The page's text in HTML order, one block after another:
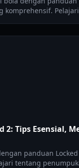
komprehensif.
2: Tips Esensial,
panduan
tentang